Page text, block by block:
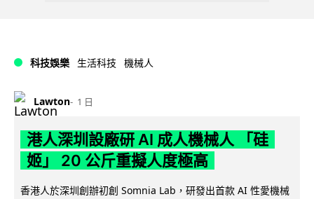
科技娛樂 生活科技 機械人
Lawton 1 日
港人深圳設廠研 AI 成人機械人 「硅
姬」 20 公斤重擬人度極高
香港人於深圳創辦初創 Somnia Lab，研發出首款 AI 性愛機械